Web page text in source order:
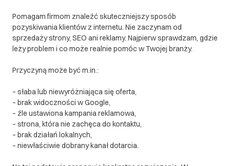
Pomagam firmom znaleźć skuteczniejszy sposób
pozyskiwania klientów z internetu. Nie zaczynam od
sprzedaży strony, SEO ani reklamy. Najpierw sprawdzam, gdzie
leży problem i co może realnie pomóc w Twojej branży.
Przyczyną może być m.in.:
– słaba lub niewyróżniająca się oferta,
– brak widoczności w Google,
– źle ustawiona kampania reklamowa,
– strona, która nie zachęca do kontaktu,
– brak działań lokalnych,
– niewłaściwie dobrany kanał dotarcia.